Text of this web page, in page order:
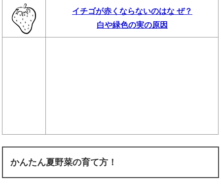
イチゴが赤くならないのはな ぜ？
白や緑色の実の原因
かんたん夏野菜の育て方！